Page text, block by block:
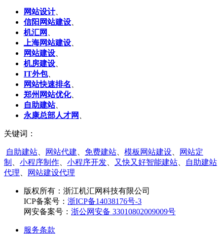
网站设计、
信阳网站建设、
机汇网 、
上海网站建设、
网站建设、
机房建设、
IT外包、
网站快速排名 、
郑州网站优化、
自助建站、
永康总部人才网 、
关键词：
自助建站 网站代建 免费建站 模板网站建设
网站定
制
小程序制作 小程序开发 又快又好智能建站
自助建站
代理
网站建设代理
版权所有： 浙江机汇网科技有限公司
ICP备案号： 浙ICP备14038176号-3
网安备案号： 浙公网安备 33010802009009号
服务条款